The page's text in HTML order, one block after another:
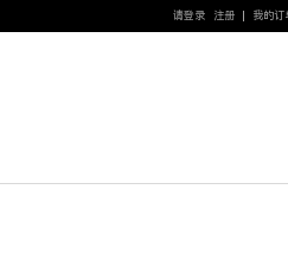
请登录 注册 我的订